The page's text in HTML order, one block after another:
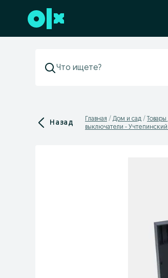
Перейти к нижнему колонтитулу
Назад Главная Дом и сад
выключатели -